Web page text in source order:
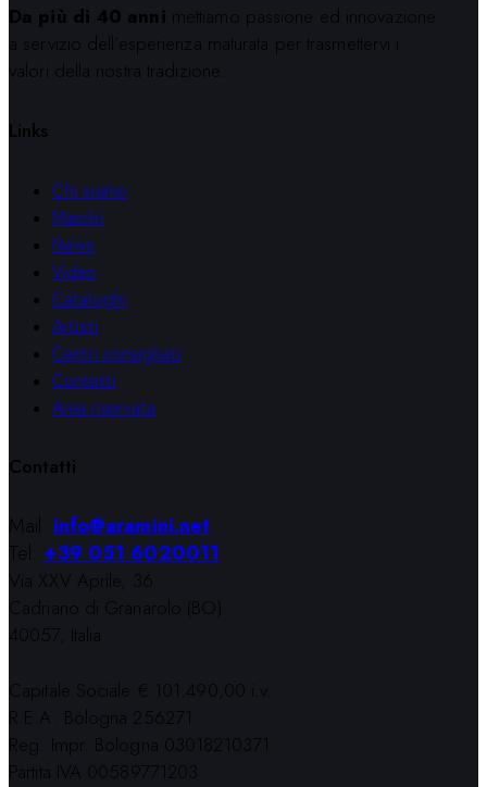
Da più di 40 anni mettiamo passione ed innovazione
a servizio dell’esperienza maturata per trasmettervi i
valori della nostra tradizione.
Links
Chi siamo
Marchi
News
Video
Cataloghi
Artisti
Centri consigliati
Contatti
Area riservata
Contatti
Mail: info@aramini.net
Tel: +39 051 6020011
Via XXV Aprile, 36
Cadriano di Granarolo (BO)
40057, Italia
Capitale Sociale € 101.490,00 i.v.
R.E.A. Bologna 256271
Reg. Impr. Bologna 03018210371
Partita IVA 00589771203